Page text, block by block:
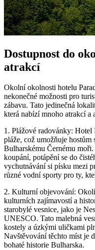
Dostupnost do
atrakcí
Okolní okolnosti hotelu
nekonečné možnosti pro
zábavu. Tato jedinečná
která nabízí mnoho atrakcí a
1. Plážové radovánky: Hotel
pláže, což umožňuje hostům
Bulharskému Černému
koupání, potápění se do
vychutnávání si písku mezi
různé vodní sporty pro ty,
2. Kulturní objevování:
kulturních zajímavostí a
starobylé vesnice, jako je
UNESCO. Tato malebná
kostely a úzkými uličkami
Navštěvování těchto míst je
bohaté historie Bulharska.